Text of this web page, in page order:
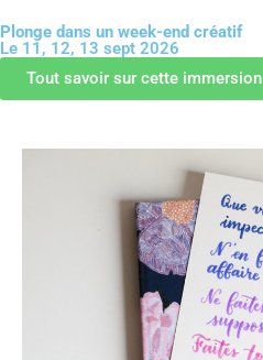
Plonge dans un week-end créatif
Le 11, 12, 13 sept 2026
Tout savoir sur cette immersion